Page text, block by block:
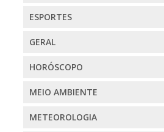
ESPORTES
GERAL
HORÓSCOPO
MEIO AMBIENTE
METEOROLOGIA